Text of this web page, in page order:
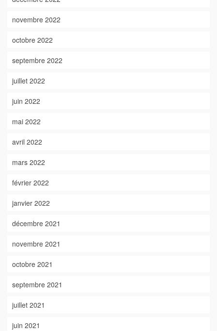
novembre 2022
octobre 2022
septembre 2022
juillet 2022
juin 2022
mai 2022
avril 2022
mars 2022
février 2022
janvier 2022
décembre 2021
novembre 2021
octobre 2021
septembre 2021
juillet 2021
juin 2021